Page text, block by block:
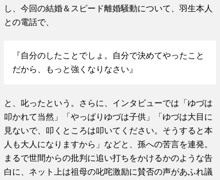
し、今回の結婚＆スピード離婚騒動について、羽生本人
との電話で、
『自分のしたことでしょ。自分で決めてやったこと
だから、もっと強くなりなさい』
と、叱ったという。さらに、インタビューでは「ゆづは
叩かれて当然」「やっぱりゆづは子供」「ゆづは大目に
見ないで、叩くところは叩いてください。そうすると本
人も大人になりますから」などと、孫への苦言を連発。
まるで世間からの批判に追い打ちをかけるかのような告
白に、ネット上は祖母の叱咤激励に賛否の声があふれ議